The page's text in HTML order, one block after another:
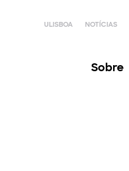
ULISBOA NOTÍCIAS
Sobre